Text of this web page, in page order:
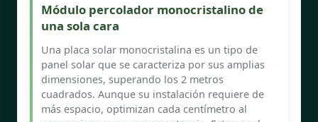
Módulo percolador monocristalino de
una sola cara
Una placa solar monocristalina es un tipo de
panel solar que se caracteriza por sus amplias
dimensiones, superando los 2 metros
cuadrados. Aunque su instalación requiere de
más espacio, optimizan cada centímetro al